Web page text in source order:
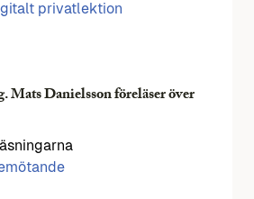
privatlektion
Mats Danielsson föreläser över